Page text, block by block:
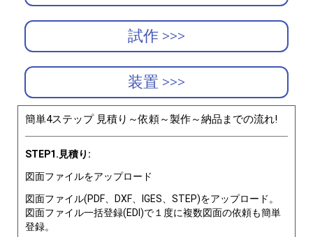
試作 >>>
装置 >>>
簡単4ステップ 見積り～依頼～製作～納品までの流れ!
STEP1.見積り:
図面ファイルをアップロード
図面ファイル(PDF、DXF、IGES、STEP)をアップロード。
図面ファイル一括登録(EDI)で１度に複数図面の依頼も簡単
登録。